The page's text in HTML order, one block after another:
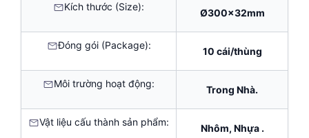
Kích thước (Size):
Ø300x32mm
Đóng gói (Package):
10 cái/thùng
Môi trường hoạt động:
Trong Nhà.
Vật liệu cấu thành sản phẩm:
Nhôm, Nhựa .